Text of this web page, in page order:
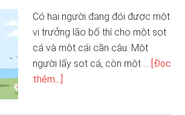
Có hai người đang đói được một
vị trưởng lão bố thí cho một sọt
cá và một cái cần câu. Một
người lấy sọt cá, còn một … [Đọc
thêm...]